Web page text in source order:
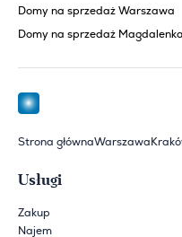
Domy na sprzedaż Warszawa
Domy na sprzedaż Magdalenka
Strona głównaWarszawa
Usługi
Zakup
Najem